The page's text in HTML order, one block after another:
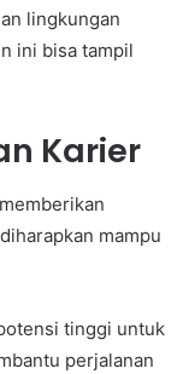
lingkungan
ini bisa tampil
Karier
mampu
tinggi untuk
perjalanan